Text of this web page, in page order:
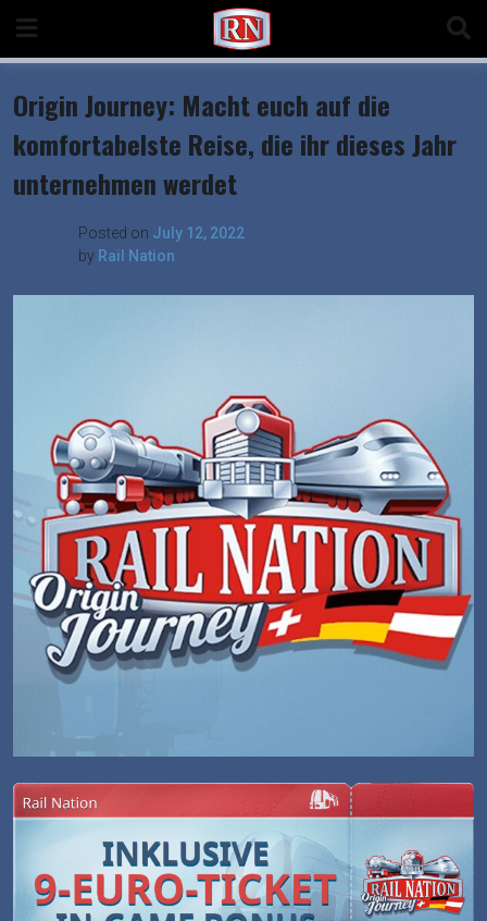
content
Origin Journey: Macht euch auf die
komfortabelste Reise, die ihr dieses Jahr
unternehmen werdet
Posted on July 12, 2022
by Rail Nation